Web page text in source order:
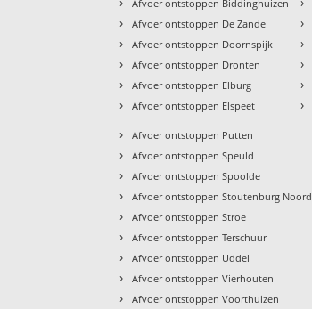
Afvoer ontstoppen Biddinghuizen
› Afvoer ontstoppen De Zande
› Afvoer ontstoppen Doornspijk
› Afvoer ontstoppen Dronten
› Afvoer ontstoppen Elburg
› Afvoer ontstoppen Elspeet
›
›
›
›
›
› Afvoer ontstoppen Putten
› Afvoer ontstoppen Speuld
› Afvoer ontstoppen Spoolde
› Afvoer ontstoppen Stoutenburg Noord
› Afvoer ontstoppen Stroe
› Afvoer ontstoppen Terschuur
› Afvoer ontstoppen Uddel
› Afvoer ontstoppen Vierhouten
› Afvoer ontstoppen Voorthuizen